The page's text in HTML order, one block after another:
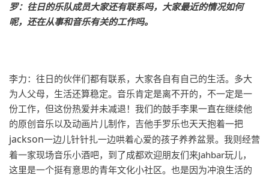
罗：往日的乐队成员大家还有联系吗，大家最近的情况如何
呢，还在从事和音乐有关的工作吗。
李力：往日的伙伴们都有联系，大家各自有自己的生活。多大
为人父母，生活还算稳定。音乐肯定是离不开的，不一定是一
份工作，但这份热爱并未减退！我们的鼓手李果一直在继续他
的原创音乐以及动画片儿制作，吉他手罗乐也天天抱着一把
jackson一边儿针针扎一边哄着心爱的孩子养养盆景。我则经营
着一家现场音乐小酒吧，到了成都欢迎朋友们来Jahbar玩儿，
这里是一个挺有意思的青年文化小社区。也是因为冲浪生活的